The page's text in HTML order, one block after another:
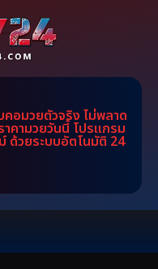
คอมวยตัวจริง ไม่พลาด
าคามวยวันนี้ โปรแกรม
ด้วยระบบอัตโนมัติ 24